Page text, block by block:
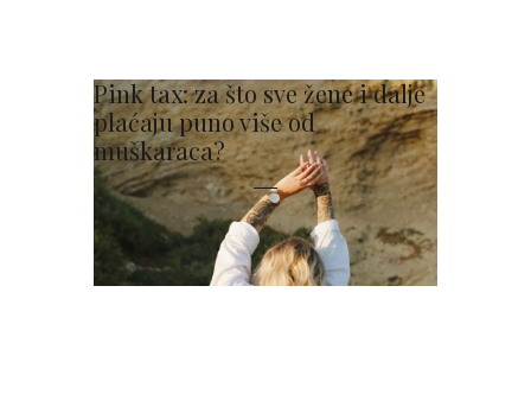
Pink tax: za što sve žene i dalje
plaćaju puno više od
muškaraca?